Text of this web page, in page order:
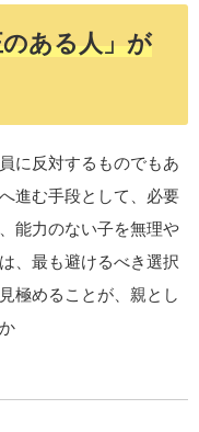
ある人」が
に反対するものでもあ
進む手段として、必要
能力のない子を無理や
、最も避けるべき選択
極めることが、親とし